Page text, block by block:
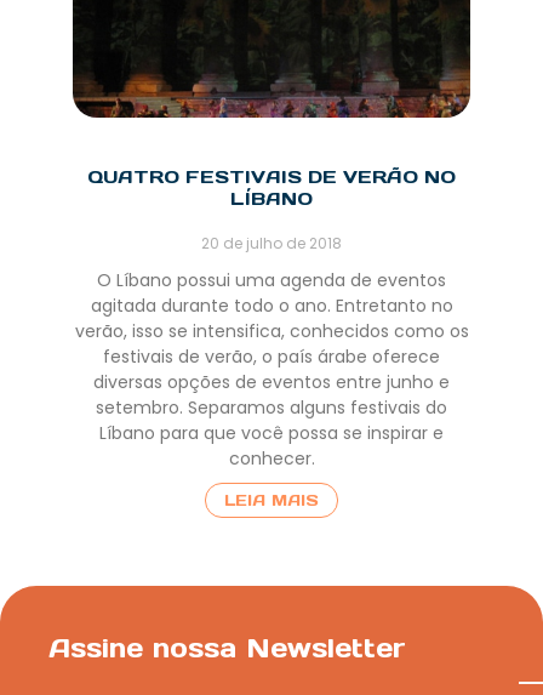
QUATRO FESTIVAIS DE VERÃO NO
LÍBANO
20 de julho de 2018
O Líbano possui uma agenda de eventos
agitada durante todo o ano. Entretanto no
verão, isso se intensifica, conhecidos como os
festivais de verão, o país árabe oferece
diversas opções de eventos entre junho e
setembro. Separamos alguns festivais do
Líbano para que você possa se inspirar e
conhecer.
LEIA MAIS
Assine nossa Newsletter